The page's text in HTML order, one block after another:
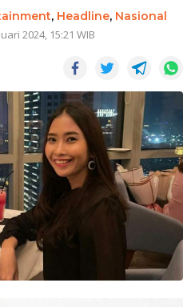
, Headline, Nasional
2024, 15:21 WIB